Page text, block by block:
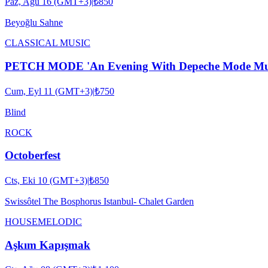
Beyoğlu Sahne
CLASSICAL MUSIC
PETCH MODE 'An Evening With Depeche Mode
Cum, Eyl 11 (GMT+3)|₺750
Blind
ROCK
Octoberfest
Cts, Eki 10 (GMT+3)|₺850
Swissôtel The Bosphorus Istanbul- Chalet Garden
HOUSEMELODIC
Aşkım Kapışmak